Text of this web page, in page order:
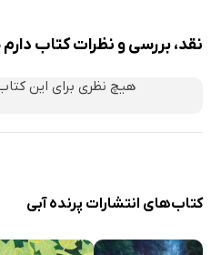
نقد، بررسی و نظرات کتاب
هیچ نظری برای این
کتاب‌های انتشارات پرنده آبی